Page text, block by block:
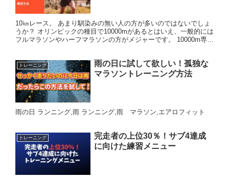
10㎞レース。 あまり馴染みの無い人の方が多いのではないでしょ
うか？ オリンピックの種目で10000mがあるとはいえ、一般的には
フルマラソンやハーフマラソンの方がメジャーです。 10000m専門
トレーニング
雨の日に試して欲しい！孤独な
マラソントレーニング方法
雨の日 ランニング,雨 ランニング,雨 マラソン,エアロフィット
トレーニング
完走者の上位30％！サブ4達成
に向けた練習メニュー